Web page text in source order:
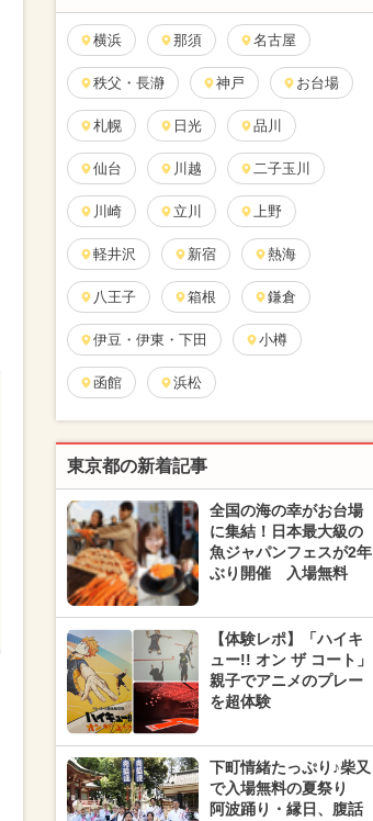
横浜 那須 名古屋
秩父・長瀞 神戸 お台場
札幌 日光 品川
仙台 川越 二子玉川
川崎 立川 上野
軽井沢 新宿 熱海
八王子 箱根 鎌倉
伊豆・伊東・下田 小樽
函館 浜松
東京都の新着記事
全国の海の幸がお台場
に集結！日本最大級の
魚ジャパンフェスが2年
ぶり開催 入場無料
【体験レポ】「ハイキ
ュー!! オン ザ コート」
親子でアニメのプレー
を超体験
下町情緒たっぷり♪柴又
で入場無料の夏祭り
阿波踊り・縁日、腹話